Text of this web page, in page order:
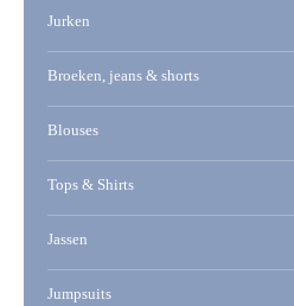
Jurken
Broeken, jeans & shorts
Blouses
Tops & Shirts
Jassen
Jumpsuits